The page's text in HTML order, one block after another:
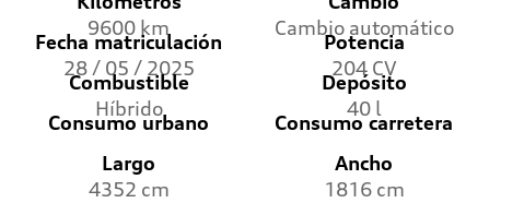
9600 km
Cambio automático
Fecha matriculación
28 / 05 / 2025
Potencia
204 CV
Combustible
Híbrido
Depósito
40 l
Consumo urbano Consumo carretera
Largo
4352 cm
Ancho
1816 cm